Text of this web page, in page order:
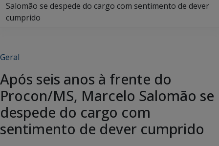
Salomão se despede do cargo com sentimento de dever
cumprido
Geral
Após seis anos à frente do
Procon/MS, Marcelo Salomão se
despede do cargo com
sentimento de dever cumprido